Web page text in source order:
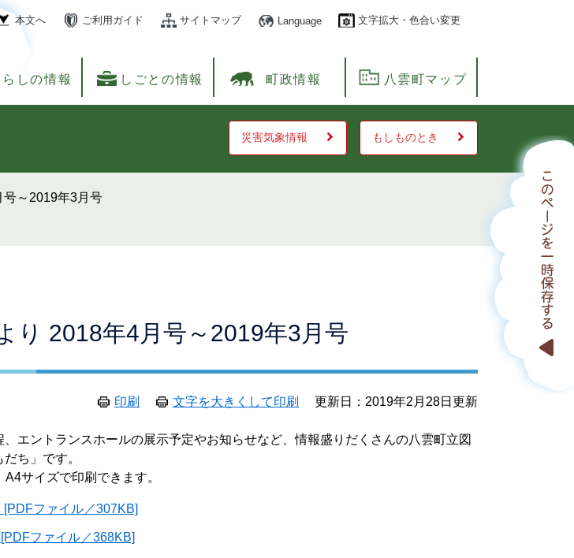
本文へ ご利用ガイド サイトマップ Language 文字拡大・色合い変更
らしの情報 しごとの情報 町政情報 八雲町マップ
災害気象情報 もしものとき
号～2019年3月号
り 2018年4月号～2019年3月号
印刷 文字を大きくして印刷 更新日：2019年2月28日更新
、エントランスホールの展示予定やお知らせなど、情報盛りだくさんの八雲町立図
ち」です。
サイズで印刷できます。
[PDFファイル／307KB]
ファイル／368KB]